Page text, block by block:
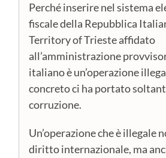
Perché inserire nel sistema
fiscale della Repubblica
Territory of Trieste affidato
all’amministrazione
italiano è un’operazione
concreto ci ha portato
corruzione.
Un’operazione che è illegale
diritto internazionale, ma